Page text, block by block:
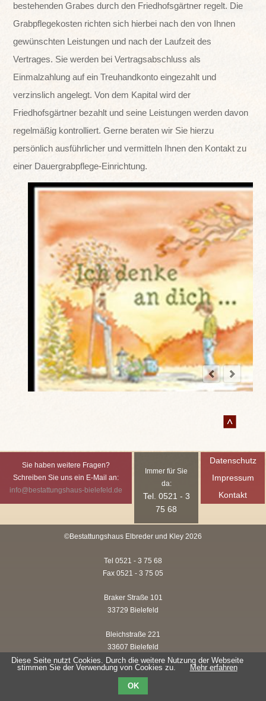
bestehenden Grabes durch den Friedhofsgärtner regelt. Die
Grabpflegekosten richten sich hierbei nach den von Ihnen
gewünschten Leistungen und nach der Laufzeit des
Vertrages. Sie werden bei Vertragsabschluss als
Einmalzahlung auf ein Treuhandkonto eingezahlt und
verzinslich angelegt. Von dem Kapital wird der
Friedhofsgärtner bezahlt und seine Leistungen werden davon
regelmäßig kontrolliert. Gerne beraten wir Sie hierzu
persönlich ausführlicher und vermitteln Ihnen den Kontakt zu
einer Dauergrabpflege-Einrichtung.
Sie haben weitere Fragen?
Schreiben Sie uns ein E-Mail an:
info@bestattungshaus-bielefeld.de
Immer für Sie
da:
Tel. 0521 - 3
75 68
Datenschutz
Impressum
Kontakt
©Bestattungshaus Elbreder und Kley 2026
Tel 0521 - 3 75 68
Fax 0521 - 3 75 05
Braker Straße 101
33729 Bielefeld
Bleichstraße 221
33607 Bielefeld
Hofstraße 35-37
33607 Bielefeld
Diese Seite nutzt Cookies. Durch die weitere Nutzung der Webseite
stimmen Sie der Verwendung von Cookies zu.
Mehr erfahren
OK